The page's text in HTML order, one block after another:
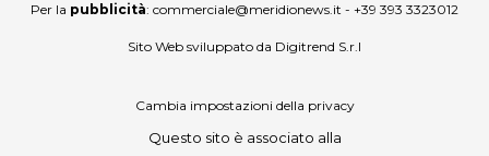
Per la pubblicità: commerciale@meridionews.it - +39 393 3323012
Sito Web sviluppato da Digitrend S.r.l
Cambia impostazioni della privacy
Questo sito è associato alla